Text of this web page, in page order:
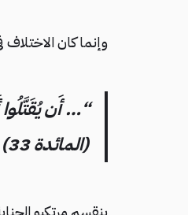
وإنما كان
“… أَن
(المائدة 33)